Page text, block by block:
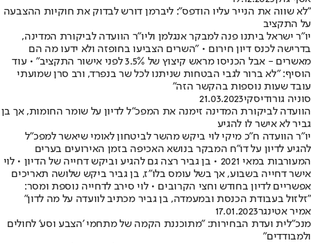
"לא שווה את הנייר עליו הודפס": ליברמן דורש לבדוק את חוקיות ההצבעה
על התקציב
יו"ר ישראל ביתנו פנה למבקר אנגלמן וליו"ר הוועדה לביקורת המדינה,
בדרישה לכנס דיון חירום • "השרים הצביעו בחופזה ולא ידעו מה הם
מאשרים - אבל הכניסו מראש קיצוץ של 3.5% לפני אישור התקציב" • עוד
הוסיף: "לא ברור לגבי הבטחות שניתנו לכל שר בנפרד, ורב סרן שמועתי
עובד שעות נוספות בהקשר הזה"
סוניה גורודיסקי21.03.2023
הוועדה לביקורת המדינה זימנה את המפכ"ל לדיון על שומר החומות, אך בן
גביר לא אישר לו להגיע
יו"ר הוועדה ח"כ מיקי לוי ביקש מהשר לביטחון לאומי שיאשר למפכ"ל
להגיע לדיון על דו"ח המבקר בנושא האכיפה בזמן האירועים בערים
המעורבות במאי 2021 • בן גביר רצה גם להגיע וביקש דחייה של הדיון • לוי
אישר דחייה בשבוע, אך בשל עומס בלו"ז, בן גביר ביקש שלושה תאריכים
אפשריים לדיון בחודש וחצי הקרובים • לוי סירב לדחייה נוספת ומסר:
"זלזול בעבודת הכנסת ובמעמדה, בן גביר מכתיב לוועדה על מה לדון"
אמיר אטינגר17.01.2023
מנכ"לית ועדת הבחירות: "מתוכננת הקמה של מתחמי 'הצבע וסע' לחולים
ולמבודדים"